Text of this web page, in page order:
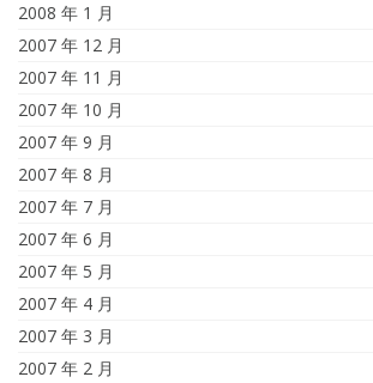
2008 年 1 月
2007 年 12 月
2007 年 11 月
2007 年 10 月
2007 年 9 月
2007 年 8 月
2007 年 7 月
2007 年 6 月
2007 年 5 月
2007 年 4 月
2007 年 3 月
2007 年 2 月